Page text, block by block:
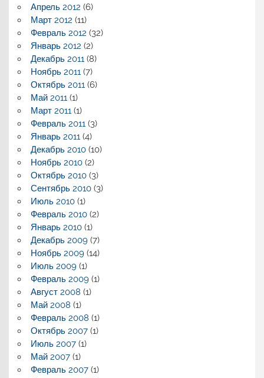
Апрель 2012 (6)
Март 2012 (11)
Февраль 2012 (32)
Январь 2012 (2)
Декабрь 2011(8)
Ноябрь 2011(7)
Октябрь 2011(6)
Май 2011(1)
Март 2011(1)
Февраль 2011(3)
Январь 2011(4)
Декабрь 2010(10)
Ноябрь 2010(2)
Октябрь 2010(3)
Сентябрь 2010(3)
Июль 2010(1)
Февраль 2010(2)
Январь 2010(1)
Декабрь 2009(7)
Ноябрь 2009(14)
Июль 2009(1)
Февраль 2009(1)
Август 2008 (1)
Май 2008 (1)
Февраль 2008 (1)
Октябрь 2007(1)
Июль 2007(1)
Май 2007(1)
Февраль 2007(1)